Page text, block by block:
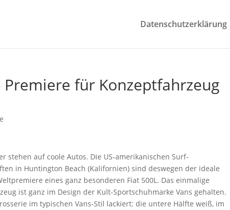
Datenschutzerklärung
Premiere für Konzeptfahrzeug
stehen auf coole Autos. Die US-amerikanischen Surf-
in Huntington Beach (Kalifornien) sind deswegen der ideale
eines ganz besonderen Fiat 500L. Das einmalige
ist ganz im Design der Kult-Sportschuhmarke Vans gehalten.
im typischen Vans-Stil lackiert: die untere Hälfte weiß, im